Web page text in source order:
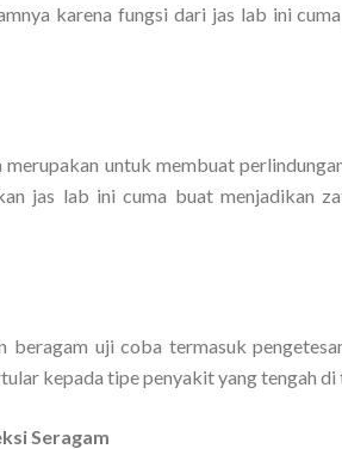
karena fungsi dari jas lab ini
merupakan untuk membuat
jas lab ini cuma buat menjadikan
beragam uji coba termasuk
kepada tipe penyakit yang tengah
Seragam